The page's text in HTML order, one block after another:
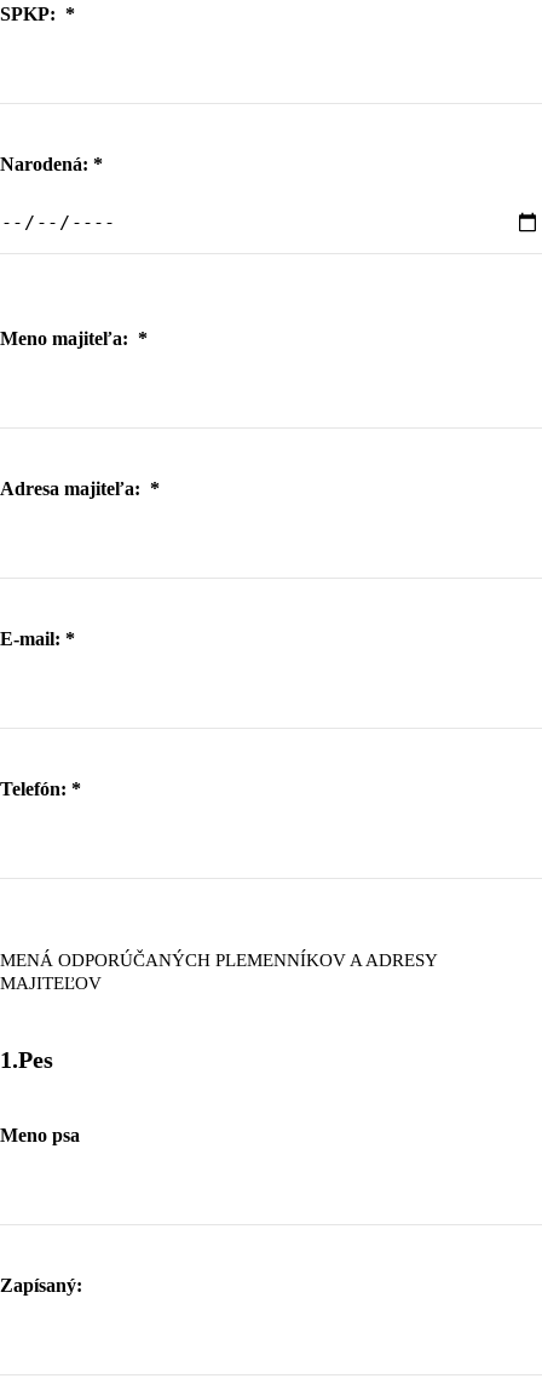
SPKP: *
Narodená: *
Meno majiteľa: *
Adresa majiteľa: *
E-mail: *
Telefón: *
MENÁ ODPORÚČANÝCH PLEMENNÍKOV A ADRESY
MAJITEĽOV
1.Pes
Meno psa
Zapísaný: